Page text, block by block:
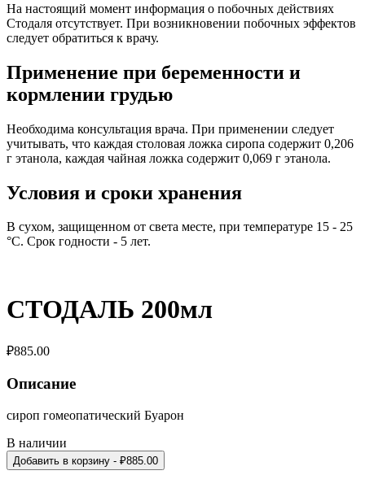
На настоящий момент информация о побочных действиях
Стодаля отсутствует. При возникновении побочных эффектов
следует обратиться к врачу.
Применение при беременности и
кормлении грудью
Необходима консультация врача. При применении следует
учитывать, что каждая столовая ложка сиропа содержит 0,206
г этанола, каждая чайная ложка содержит 0,069 г этанола.
Условия и сроки хранения
В сухом, защищенном от света месте, при температуре 15 - 25
°C. Срок годности - 5 лет.
СТОДАЛЬ 200мл
₽885.00
Описание
сироп гомеопатический Буарон
В наличии
Добавить в корзину - ₽885.00